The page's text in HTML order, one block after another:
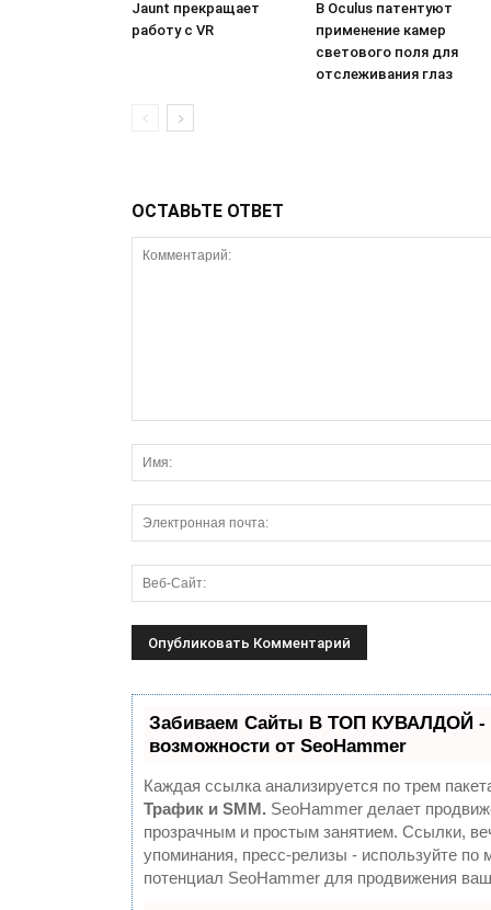
Jaunt прекращает
работу с VR
В Oculus патентуют
применение камер
светового поля для
отслеживания глаз
ОСТАВЬТЕ ОТВЕТ
Забиваем Сайты В ТОП КУВАЛДОЙ -
возможности от SeoHammer
Каждая ссылка анализируется по трем
Трафик и SMM. SeoHammer делает
прозрачным и простым занятием. Ссылки,
упоминания, пресс-релизы - используйте по
потенциал SeoHammer для продвижения